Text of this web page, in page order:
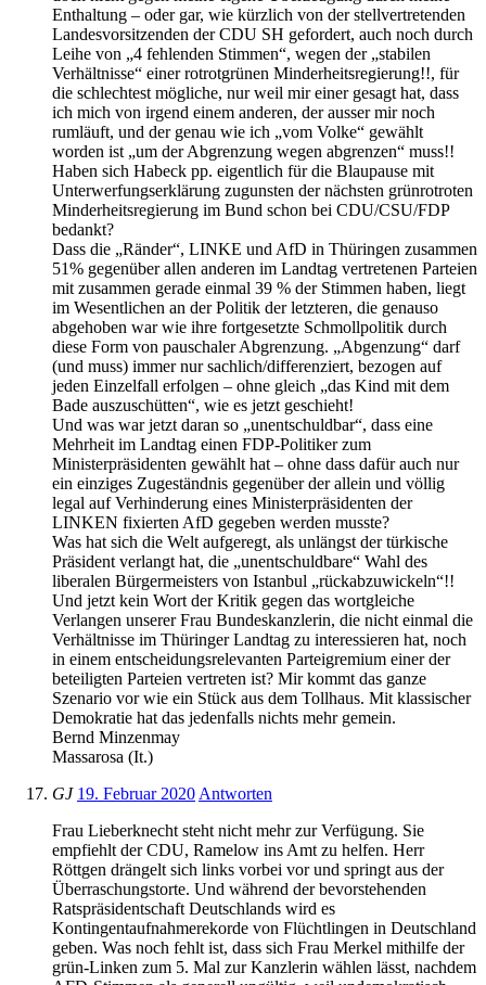
Enthaltung – oder gar, wie kürzlich von der stellvertretenden
Landesvorsitzenden der CDU SH gefordert, auch noch durch
Leihe von „4 fehlenden Stimmen“, wegen der „stabilen
Verhältnisse“ einer rotrotgrünen Minderheitsregierung!!, für
die schlechtest mögliche, nur weil mir einer gesagt hat, dass
ich mich von irgend einem anderen, der ausser mir noch
rumläuft, und der genau wie ich „vom Volke“ gewählt
worden ist „um der Abgrenzung wegen abgrenzen“ muss!!
Haben sich Habeck pp. eigentlich für die Blaupause mit
Unterwerfungserklärung zugunsten der nächsten grünrotroten
Minderheitsregierung im Bund schon bei CDU/CSU/FDP
bedankt?
Dass die „Ränder“, LINKE und AfD in Thüringen zusammen
51% gegenüber allen anderen im Landtag vertretenen Parteien
mit zusammen gerade einmal 39 % der Stimmen haben, liegt
im Wesentlichen an der Politik der letzteren, die genauso
abgehoben war wie ihre fortgesetzte Schmollpolitik durch
diese Form von pauschaler Abgrenzung. „Abgenzung“ darf
(und muss) immer nur sachlich/differenziert, bezogen auf
jeden Einzelfall erfolgen – ohne gleich „das Kind mit dem
Bade auszuschütten“, wie es jetzt geschieht!
Und was war jetzt daran so „unentschuldbar“, dass eine
Mehrheit im Landtag einen FDP-Politiker zum
Ministerpräsidenten gewählt hat – ohne dass dafür auch nur
ein einziges Zugeständnis gegenüber der allein und völlig
legal auf Verhinderung eines Ministerpräsidenten der
LINKEN fixierten AfD gegeben werden musste?
Was hat sich die Welt aufgeregt, als unlängst der türkische
Präsident verlangt hat, die „unentschuldbare“ Wahl des
liberalen Bürgermeisters von Istanbul „rückabzuwickeln“!!
Und jetzt kein Wort der Kritik gegen das wortgleiche
Verlangen unserer Frau Bundeskanzlerin, die nicht einmal die
Verhältnisse im Thüringer Landtag zu interessieren hat, noch
in einem entscheidungsrelevanten Parteigremium einer der
beteiligten Parteien vertreten ist? Mir kommt das ganze
Szenario vor wie ein Stück aus dem Tollhaus. Mit klassischer
Demokratie hat das jedenfalls nichts mehr gemein.
Bernd Minzenmay
Massarosa (It.)
GJ 19. Februar 2020 Antworten
Frau Lieberknecht steht nicht mehr zur Verfügung. Sie
empfiehlt der CDU, Ramelow ins Amt zu helfen. Herr
Röttgen drängelt sich links vorbei vor und springt aus der
Überraschungstorte. Und während der bevorstehenden
Ratspräsidentschaft Deutschlands wird es
Kontingentaufnahmerekorde von Flüchtlingen in Deutschland
geben. Was noch fehlt ist, dass sich Frau Merkel mithilfe der
grün-Linken zum 5. Mal zur Kanzlerin wählen lässt, nachdem